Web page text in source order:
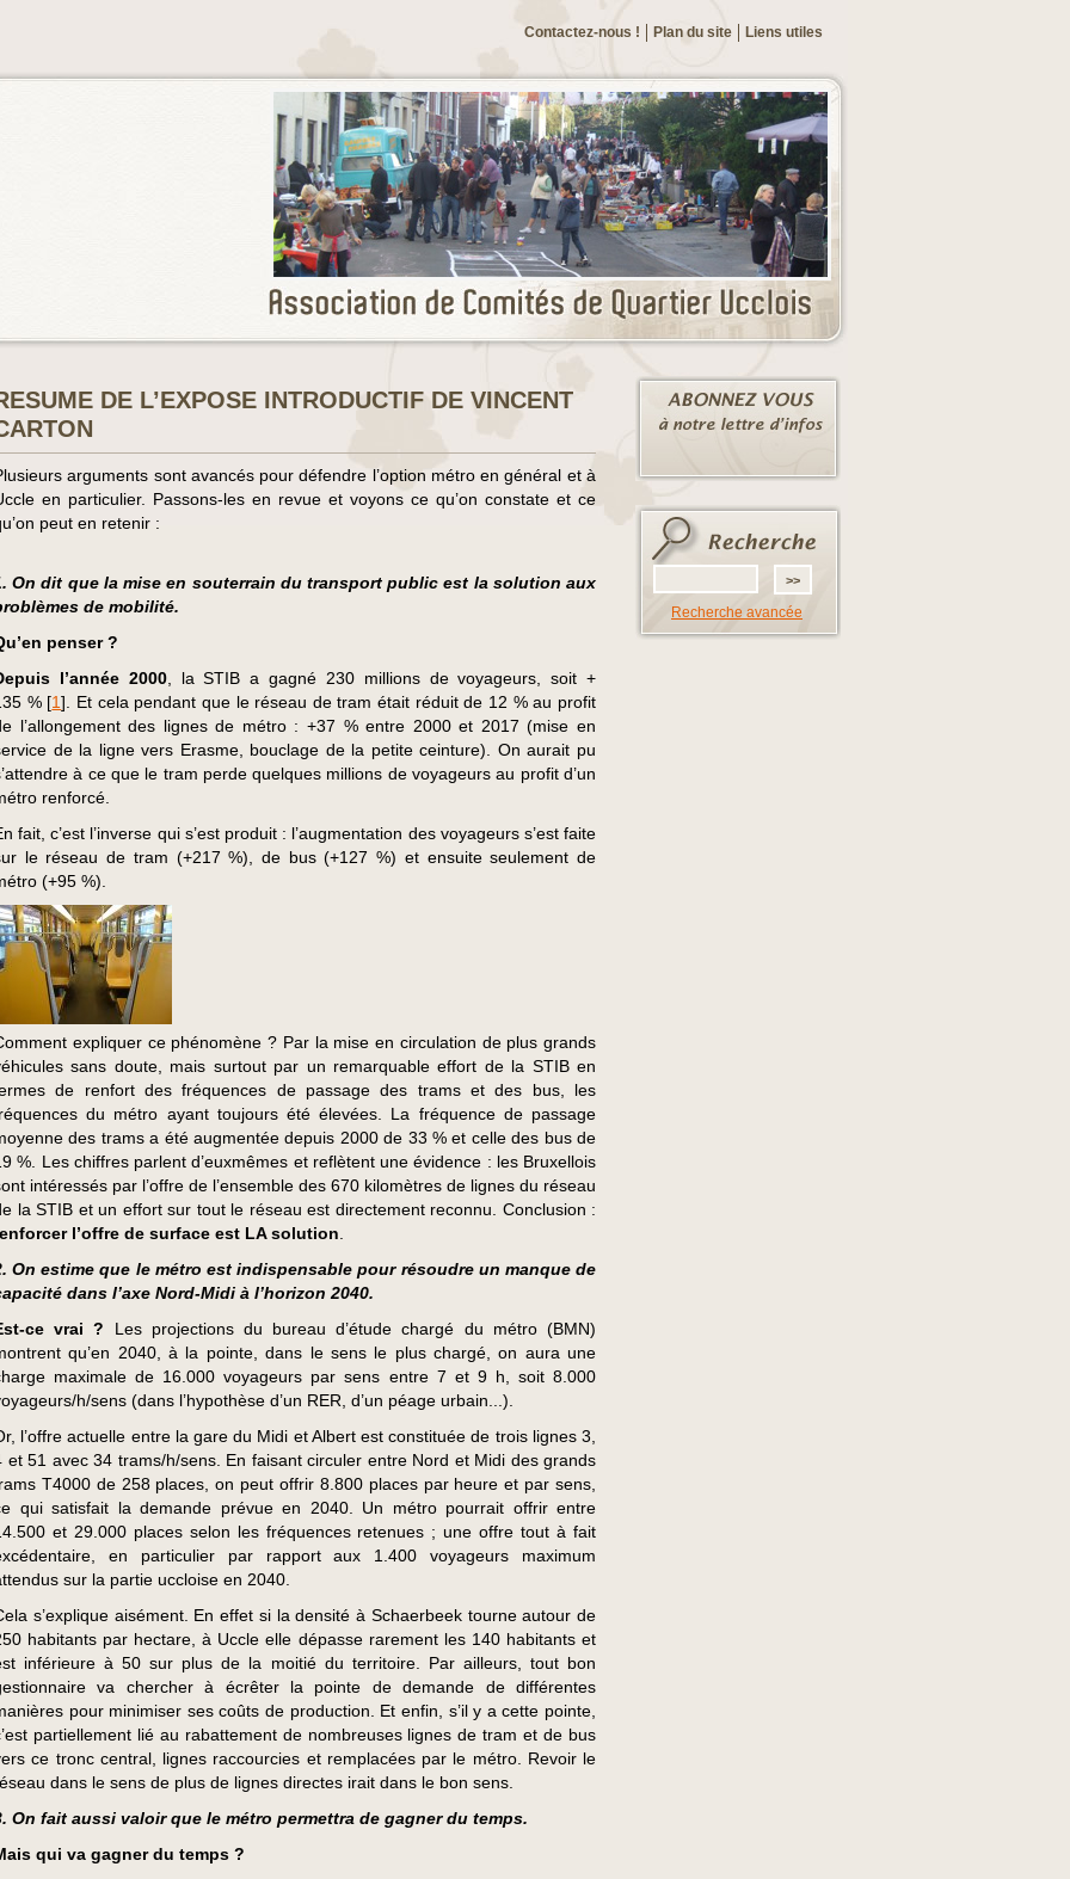
Liens utiles
Plan du site
Contactez-nous !
DE L’EXPOSE INTRODUCTIF DE VINCENT
arguments sont avancés pour défendre l’option métro en général et à
en particulier. Passons-les en revue et voyons ce qu’on constate et ce
peut en retenir :
On dit que la mise en souterrain du transport public est la solution aux
de mobilité.
penser ?
l’année 2000, la STIB a gagné 230 millions de voyageurs, soit +
%[1] . Et cela pendant que le réseau de tram était réduit de 12 % au profit
l’allongement des lignes de métro : +37 % entre 2000 et 2017 (mise en
de la ligne vers Erasme, bouclage de la petite ceinture). On aurait pu
à ce que le tram perde quelques millions de voyageurs au profit d’un
renforcé.
fait, c’est l’inverse qui s’est produit : l’augmentation des voyageurs s’est faite
le réseau de tram (+217 %), de bus (+127 %) et ensuite seulement de
(+95 %).
expliquer ce phénomène ? Par la mise en circulation de plus grands
sans doute, mais surtout par un remarquable effort de la STIB en
de renfort des fréquences de passage des trams et des bus, les
du métro ayant toujours été élevées. La fréquence de passage
des trams a été augmentée depuis 2000 de 33 % et celle des bus de
%. Les chiffres parlent d’euxmêmes et reflètent une évidence : les Bruxellois
intéressés par l’offre de l’ensemble des 670 kilomètres de lignes du réseau
la STIB et un effort sur tout le réseau est directement reconnu. Conclusion :
l’offre de surface est LA solution
On estime que le métro est indispensable pour résoudre un manque de
dans l’axe Nord-Midi à l’horizon 2040.
ce vrai ? Les projections du bureau d’étude chargé du métro (BMN)
qu’en 2040, à la pointe, dans le sens le plus chargé, on aura une
maximale de 16.000 voyageurs par sens entre 7 et 9 h, soit 8.000
h/sens (dans l’hypothèse d’un RER, d’un péage urbain...).
l’offre actuelle entre la gare du Midi et Albert est constituée de trois lignes 3,
et 51 avec 34 trams/h/sens. En faisant circuler entre Nord et Midi des grands
T4000 de 258 places, on peut offrir 8.800 places par heure et par sens,
qui satisfait la demande prévue en 2040. Un métro pourrait offrir entre
et 29.000 places selon les fréquences retenues ; une offre tout à fait
en particulier par rapport aux 1.400 voyageurs maximum
sur la partie uccloise en 2040.
s’explique aisément. En effet si la densité à Schaerbeek tourne autour de
habitants par hectare, à Uccle elle dépasse rarement les 140 habitants et
inférieure à 50 sur plus de la moitié du territoire. Par ailleurs, tout bon
va chercher à écrêter la pointe de demande de différentes
pour minimiser ses coûts de production. Et enfin, s’il y a cette pointe,
partiellement lié au rabattement de nombreuses lignes de tram et de bus
ce tronc central, lignes raccourcies et remplacées par le métro. Revoir le
dans le sens de plus de lignes directes irait dans le bon sens.
On fait aussi valoir que le métro permettra de gagner du temps.
qui va gagner du temps ?
Recherche avancée